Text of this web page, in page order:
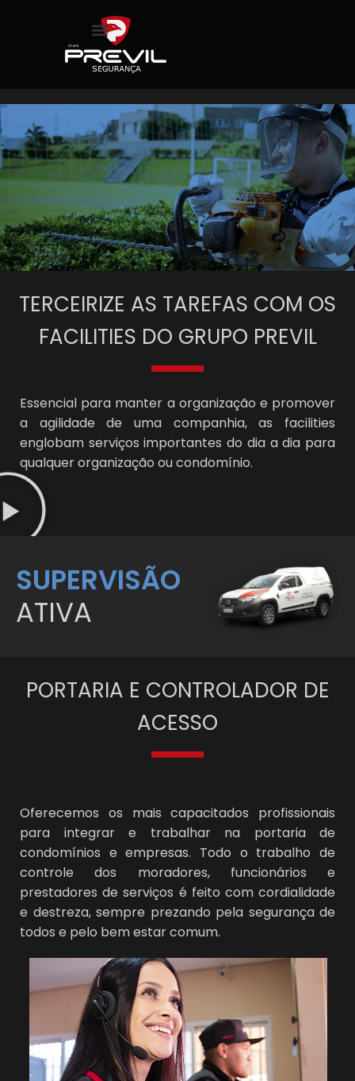
TERCEIRIZE AS TAREFAS COM OS
FACILITIES DO GRUPO PREVIL
Essencial para manter a organização e promover
a agilidade de uma companhia, as facilities
englobam serviços importantes do dia a dia para
qualquer organização ou condomínio.
SUPERVISÃO
ATIVA
PORTARIA E CONTROLADOR DE
ACESSO
Oferecemos os mais capacitados profissionais
para integrar e trabalhar na portaria de
condomínios e empresas. Todo o trabalho de
controle dos moradores, funcionários e
prestadores de serviços é feito com cordialidade
e destreza, sempre prezando pela segurança de
todos e pelo bem estar comum.